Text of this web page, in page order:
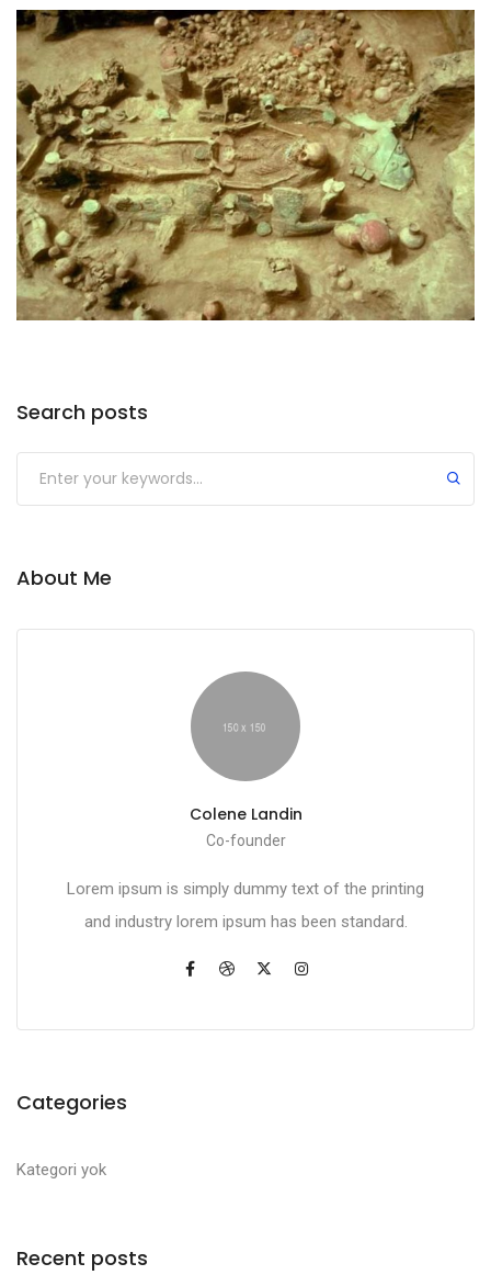
Search posts
About Me
Colene Landin
Co-founder
Lorem ipsum is simply dummy text of the printing
and industry lorem ipsum has been standard.
Categories
Kategori yok
Recent posts